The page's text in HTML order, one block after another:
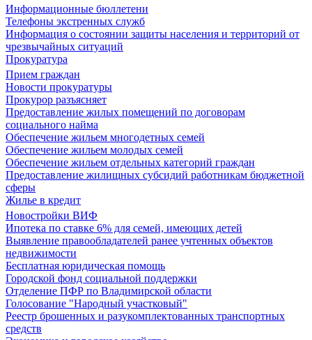
Информационные бюллетени
Телефоны экстренных служб
Информация о состоянии защиты населения и территорий от
чрезвычайных ситуаций
Прокуратура
Прием граждан
Новости прокуратуры
Прокурор разъясняет
Предоставление жилых помещений по договорам
социального найма
Обеспечение жильем многодетных семей
Обеспечение жильем молодых семей
Обеспечение жильем отдельных категорий граждан
Предоставление жилищных субсидий работникам бюджетной
сферы
Жилье в кредит
Новостройки ВИФ
Ипотека по ставке 6% для семей, имеющих детей
Выявление правообладателей ранее учтенных объектов
недвижимости
Бесплатная юридическая помощь
Городской фонд социальной поддержки
Отделение ПФР по Владимирской области
Голосование "Народный участковый"
Реестр брошенных и разукомплектованных транспортных
средств